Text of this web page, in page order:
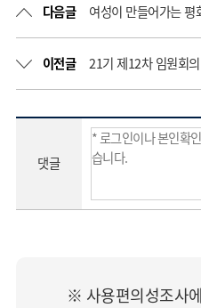
다음글
이전글 21기 제12차 임원회의
댓글
※ 사용편의성조사